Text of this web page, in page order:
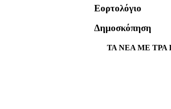
Εορτολόγιο
Δημοσκόπηση
ΤΑ ΝΕΑ ΜΕ